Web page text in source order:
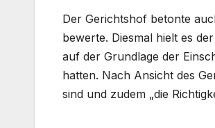
Der Gerichtshof betonte
bewerte. Diesmal hielt es
auf der Grundlage der
hatten. Nach Ansicht des
sind und zudem „die